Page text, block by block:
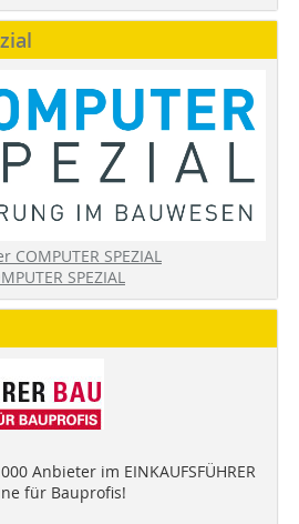
SPEZIAL
SPEZIAL
Anbieter im EINKAUFSFÜHRER
für Bauprofis!